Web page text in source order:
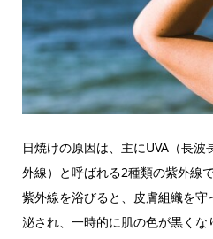
日焼けの原因は、主にUVA（長
外線）と呼ばれる2種類の紫外線で
紫外線を浴びると、皮膚組織を
泌され、一時的に肌の色が黒くな